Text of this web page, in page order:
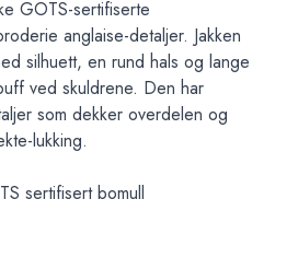
GOTS-sertifiserte
anglaise-detaljer. Jakken
silhuett, en rund hals og lange
ved skuldrene. Den har
som dekker overdelen og
lukking.
sertifisert bomull